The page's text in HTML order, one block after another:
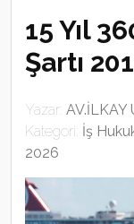
15 Yıl
Şartı
Yazar: AV.İLKAY
Kategori: İş
2026